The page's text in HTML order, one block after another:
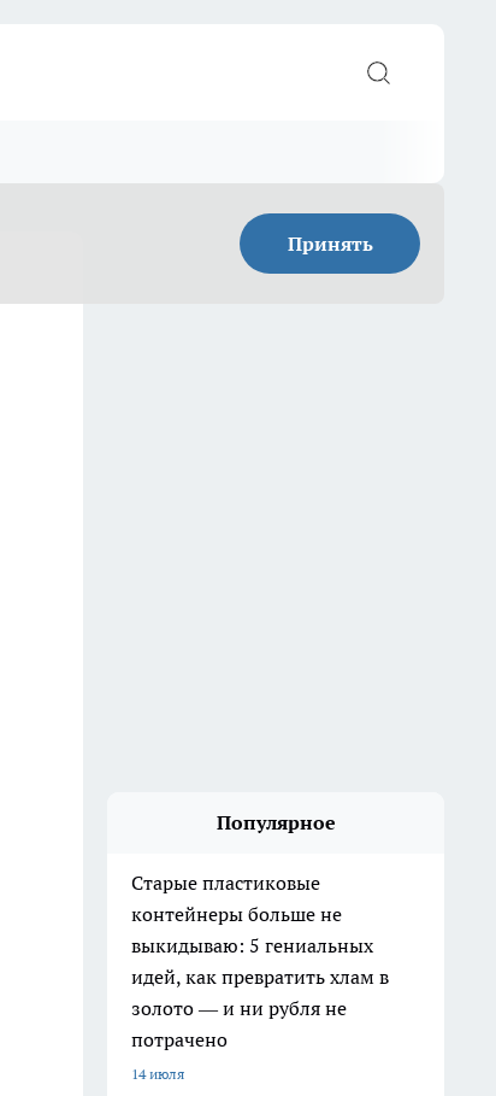
Принять
Популярное
Старые пластиковые
контейнеры больше не
выкидываю: 5 гениальных
идей, как превратить хлам в
золото — и ни рубля не
потрачено
14 июля